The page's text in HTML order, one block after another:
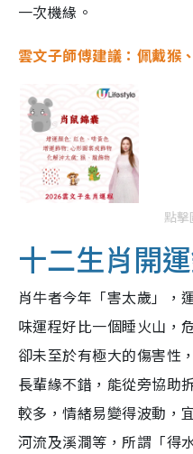
一次機緣。
雲文子師傅建議：佩戴猴
點
十二生肖開
肖牛者今年「害太歲」，
味運程好比一個睡火山，
卻未至於有極大的傷害性
長輩緣不錯，能從旁協助
較多，情緒易變得波動，
河流及溪澗等，所謂「得